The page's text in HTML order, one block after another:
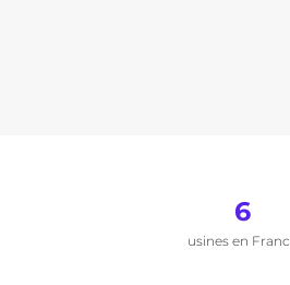
6
usines en